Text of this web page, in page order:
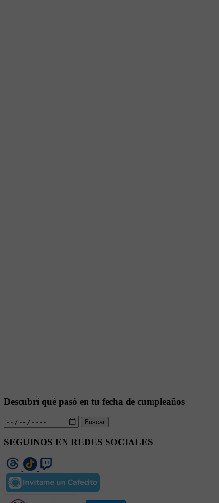
Descubrí qué pasó en tu fecha de cumpleaños
Buscar
SEGUINOS EN REDES SOCIALES